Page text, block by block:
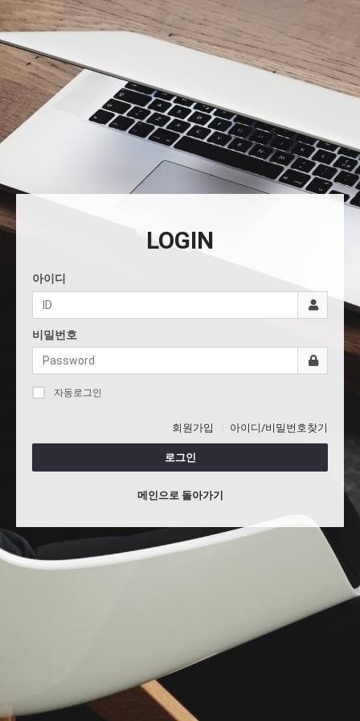
LOGIN
아이디
비밀번호
자동로그인
회원가입 아이디/비밀번호찾기
로그인
메인으로 돌아가기